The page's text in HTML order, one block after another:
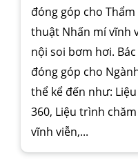
đóng góp cho
thuật Nhấn mí vĩnh
nội soi bơm hơi.
đóng góp cho
thể kể đến như:
360, Liệu trình
vĩnh viễn,...